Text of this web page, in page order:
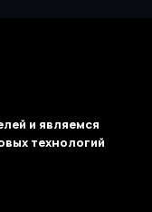
и являемся
технологий